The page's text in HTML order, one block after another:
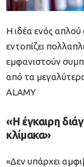
Η ιδέα ενός
εντοπίζει
εμφανιστούν
από τα
ΑLAMY
«Η έγκαιρη
κλίμακα»
«Δεν υπάρχει